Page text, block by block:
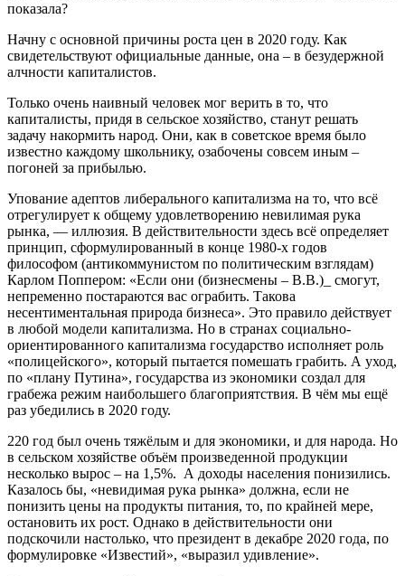
показала?
Начну с основной причины роста цен в 2020 году. Как
свидетельствуют официальные данные, она – в безудержной
алчности капиталистов.
Только очень наивный человек мог верить в то, что
капиталисты, придя в сельское хозяйство, станут решать
задачу накормить народ. Они, как в советское время было
известно каждому школьнику, озабочены совсем иным –
погоней за прибылью.
Упование адептов либерального капитализма на то, что всё
отрегулирует к общему удовлетворению невилимая рука
рынка, — иллюзия. В действительности здесь всё определяет
принцип, сформулированный в конце 1980-х годов
философом (антикоммунистом по политическим взглядам)
Карлом Поппером: «Если они (бизнесмены – В.В.)_ смогут,
непременно постараются вас ограбить. Такова
несентиментальная природа бизнеса». Это правило действует
в любой модели капитализма. Но в странах социально-
ориентированного капитализма государство исполняет роль
«полицейского», который пытается помешать грабить. А уход,
по «плану Путина», государства из экономики создал для
грабежа режим наибольшего благоприятствия. В чём мы ещё
раз убедились в 2020 году.
220 год был очень тяжёлым и для экономики, и для народа. Но
в сельском хозяйстве объём произведенной продукции
несколько вырос – на 1,5%. А доходы населения понизились.
Казалось бы, «невидимая рука рынка» должна, если не
понизить цены на продукты питания, то, по крайней мере,
остановить их рост. Однако в действительности они
подскочили настолько, что президент в декабре 2020 года, по
формулировке «Известий», «выразил удивление».